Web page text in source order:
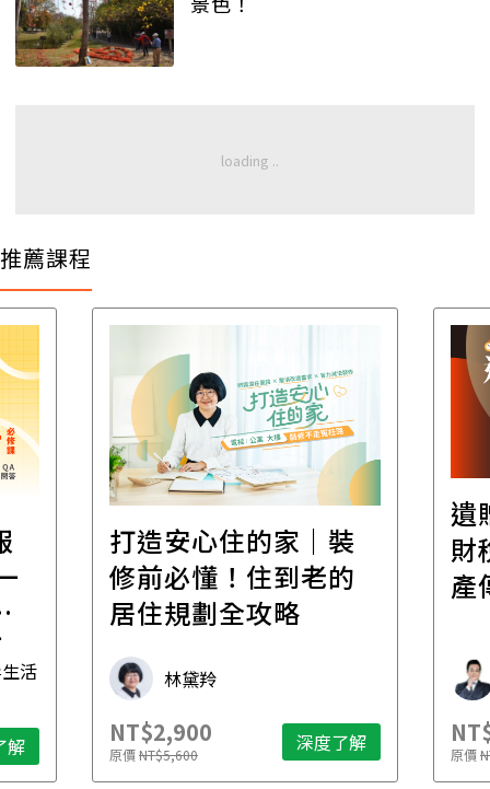
推薦課程
活
解
打造安心住的家｜裝
修前必懂！住到老的
居住規劃全攻略
林黛羚
NT$2,900
原價NT$5,600 深度了解
遺
財
產
原價